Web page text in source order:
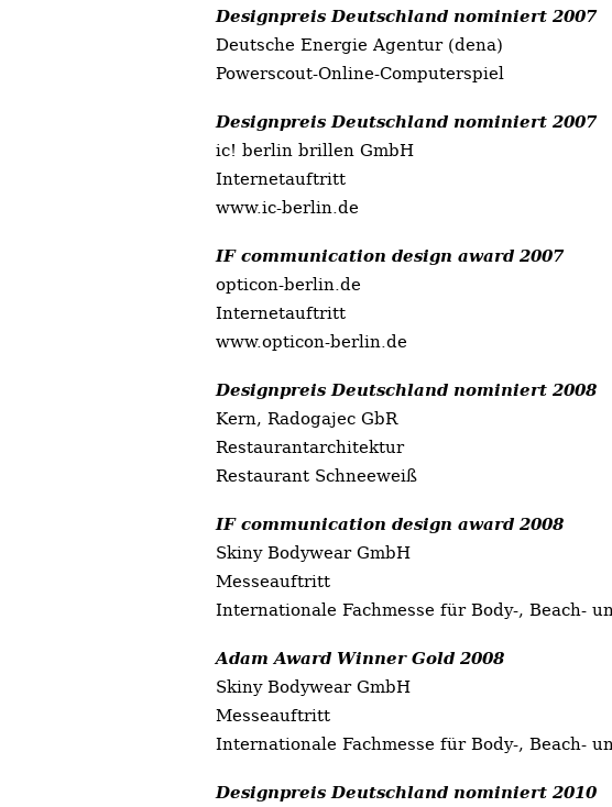
Designpreis Deutschland nominiert 2007
Deutsche Energie Agentur (dena)
Powerscout-Online-Computerspiel
Designpreis Deutschland nominiert 2007
ic! berlin brillen GmbH
Internetauftritt
www.ic-berlin.de
IF communication design award 2007
opticon-berlin.de
Internetauftritt
www.opticon-berlin.de
Designpreis Deutschland nominiert 2008
Kern, Radogajec GbR
Restaurantarchitektur
Restaurant Schneeweiß
IF communication design award 2008
Skiny Bodywear GmbH
Messeauftritt
Internationale Fachmesse für Body-, Beach-
Adam Award Winner Gold 2008
Skiny Bodywear GmbH
Messeauftritt
Internationale Fachmesse für Body-, Beach-
Designpreis Deutschland nominiert 2010